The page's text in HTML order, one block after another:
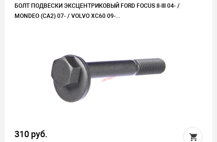
БОЛТ ПОДВЕСКИ ЭКСЦЕНТРИКОВЫЙ FORD FOCUS II-III 04- /
MONDEO (CA2) 07- / VOLVO XC60 09-...
310 руб.